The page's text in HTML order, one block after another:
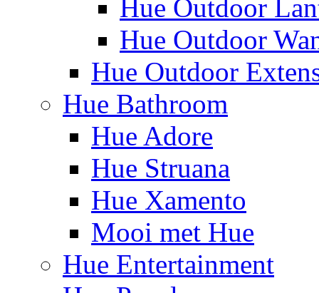
Hue Outdoor
Hue Outdoor
Hue Outdoor
Hue Bathroom
Hue Adore
Hue Struana
Hue Xamento
Mooi met Hue
Hue Entertainment